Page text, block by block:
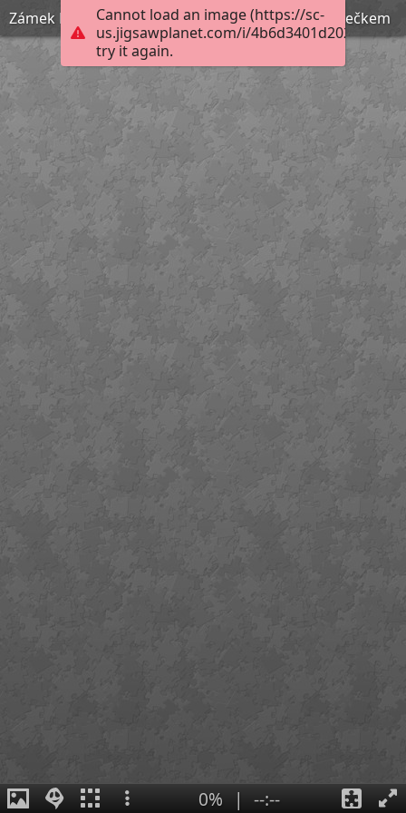
Cannot load an image (https://sc-
us.jigsawplanet.com/i/
try it again.
Zámek Pardubice s rozsvíceným vánočním stromečkem
0% | --:--